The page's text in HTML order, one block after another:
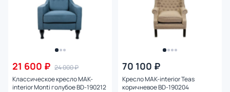
21 600 ₽ 24 000 ₽
Классическое кресло MAK-
interior Monti голубое BD-190212
70 100 ₽
Кресло MAK-interior Teas
коричневое BD-190204